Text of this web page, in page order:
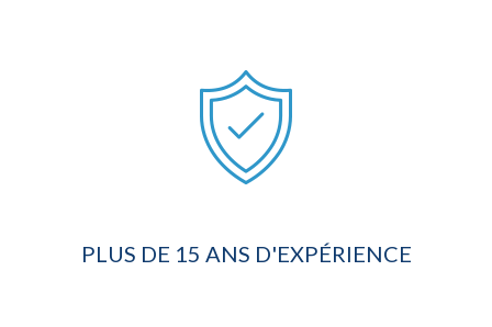
PLUS DE 15 ANS D'EXPÉRIENCE